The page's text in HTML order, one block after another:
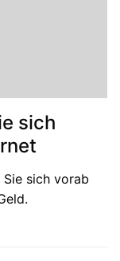
sich
sich vorab